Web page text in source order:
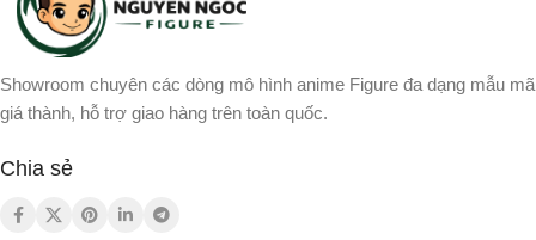
Showroom chuyên các dòng mô hình anime Figure đa dạng mẫu mã
giá thành, hỗ trợ giao hàng trên toàn quốc.
Chia sẻ